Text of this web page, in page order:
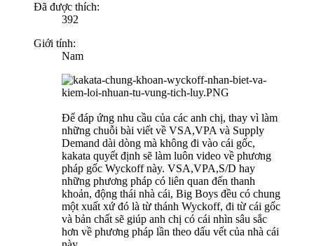
Đã được thích:
392
Giới tính:
Nam
Để đáp ứng nhu cầu của các anh chị, thay vì làm
những chuỗi bài viết về VSA,VPA và Supply
Demand dài dòng mà không đi vào cái gốc,
kakata quyết định sẽ làm luôn video về phương
pháp gốc Wyckoff này. VSA,VPA,S/D hay
những phương pháp có liên quan đến thanh
khoản, động thái nhà cái, Big Boys đều có chung
một xuất xứ đó là từ thánh Wyckoff, đi từ cái gốc
và bản chất sẽ giúp anh chị có cái nhìn sâu sắc
hơn về phương pháp lần theo dấu vết của nhà cái